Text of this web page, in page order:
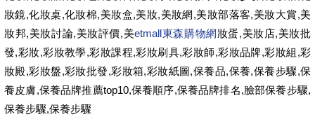
妝鏡,化妝桌,化妝棉,美妝盒,美妝,美妝網,美妝部落客,美妝大賞,美
妝邦,美妝討論,美妝評價,美etmall東森購物網妝蛋,美妝店,美妝批
發,彩妝,彩妝教學,彩妝課程,彩妝刷具,彩妝師,彩妝品牌,彩妝組,彩
妝殿,彩妝盤,彩妝批發,彩妝箱,彩妝紙圖,保養品,保養,保養步驟,保
養皮膚,保養品牌推薦top10,保養順序,保養品牌排名,臉部保養步驟,
保養步驟,保養步驟